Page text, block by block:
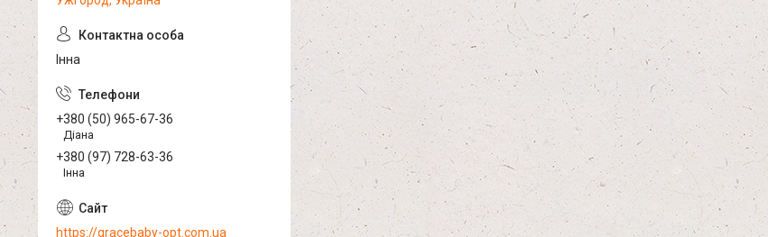
Інна
+380 (50) 965-67-36
Діана
+380 (97) 728-63-36
Інна
https://gracebaby-opt.com.ua